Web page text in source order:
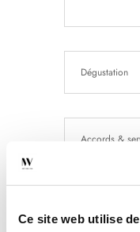
Ce site web utilise
Dégustation
Accords &
“Pinot Noir.